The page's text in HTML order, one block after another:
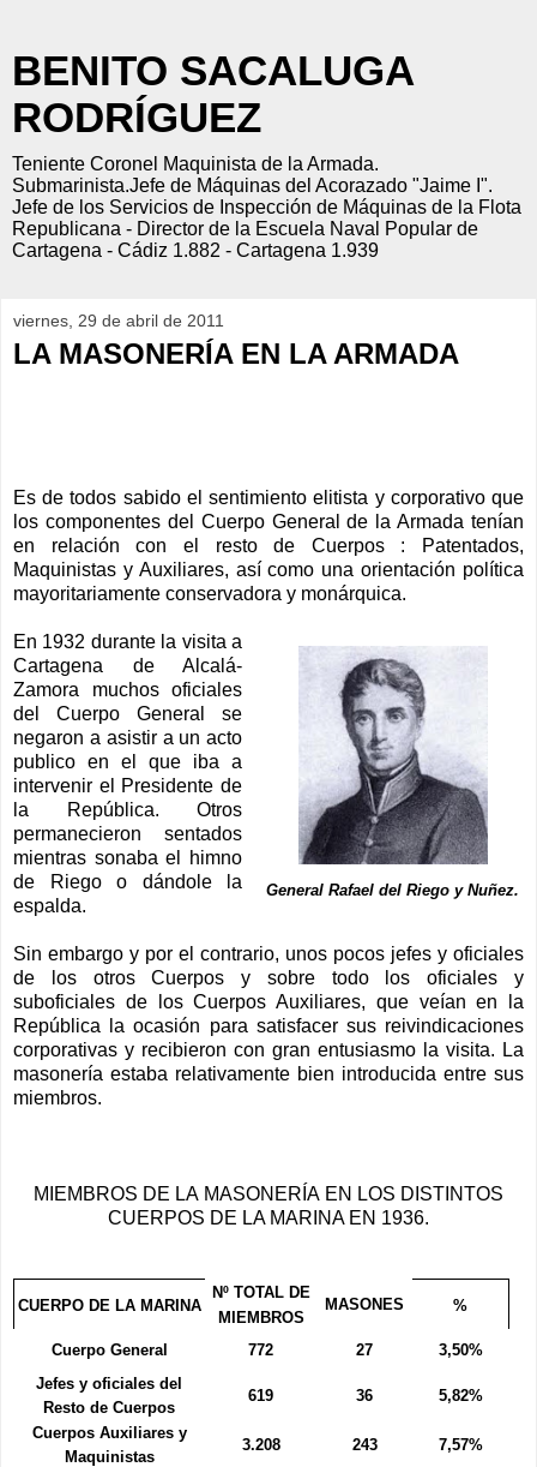
BENITO SACALUGA
RODRÍGUEZ
Teniente Coronel Maquinista de la Armada.
Submarinista.Jefe de Máquinas del Acorazado "Jaime I".
Jefe de los Servicios de Inspección de Máquinas de la Flota
Republicana - Director de la Escuela Naval Popular de
Cartagena - Cádiz 1.882 - Cartagena 1.939
viernes, 29 de abril de 2011
LA MASONERÍA EN LA ARMADA
Es de todos sabido el sentimiento elitista y corporativo que
los componentes del Cuerpo General de la Armada tenían
en relación con el resto de Cuerpos : Patentados,
Maquinistas y Auxiliares, así como una orientación política
mayoritariamente conservadora y monárquica.
General Rafael del Riego y Nuñez.
En 1932 durante la visita a
Cartagena de Alcalá-
Zamora muchos oficiales
del Cuerpo General se
negaron a asistir a un acto
publico en el que iba a
intervenir el Presidente de
la República. Otros
permanecieron sentados
mientras sonaba el himno
de Riego o dándole la
espalda.
Sin embargo y por el contrario, unos pocos jefes y oficiales
de los otros Cuerpos y sobre todo los oficiales y
suboficiales de los Cuerpos Auxiliares, que veían en la
República la ocasión para satisfacer sus reivindicaciones
corporativas y recibieron con gran entusiasmo la visita. La
masonería estaba relativamente bien introducida entre sus
miembros.
MIEMBROS DE LA MASONERÍA EN LOS DISTINTOS
CUERPOS DE LA MARINA EN 1936.
CUERPO DE LA MARINA
Nº TOTAL DE
MASONES %
MIEMBROS
Cuerpo General
772 27
3,50%
Jefes y oficiales del
Resto de Cuerpos
619 36 5,82%
Cuerpos Auxiliares y
Maquinistas
3.208 243 7,57%